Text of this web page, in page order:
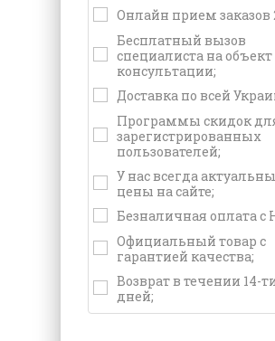
Онлайн прием заказов
Бесплатный вызов
специалиста на
консультации;
Доставка по всей
Программы скидок
зарегистрированных
пользователей;
У нас всегда
цены на сайте;
Безналичная оплата с
Официальный товар с
гарантией качества;
Возврат в течении 14-
дней;